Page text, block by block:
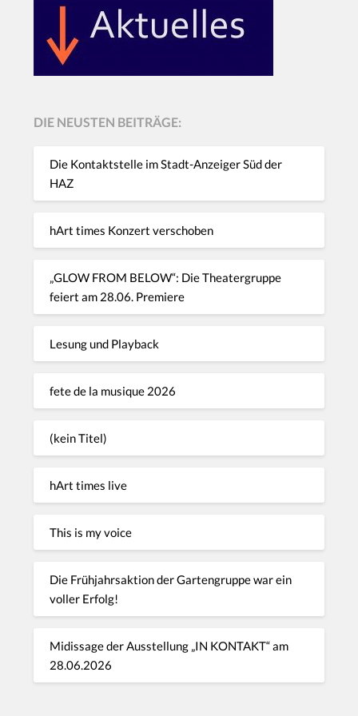
DIE NEUSTEN BEITRÄGE:
Die Kontaktstelle im Stadt-Anzeiger Süd der
HAZ
hArt times Konzert verschoben
„GLOW FROM BELOW“: Die Theatergruppe
feiert am 28.06. Premiere
Lesung und Playback
fete de la musique 2026
(kein Titel)
hArt times live
This is my voice
Die Frühjahrsaktion der Gartengruppe war ein
voller Erfolg!
Midissage der Ausstellung „IN KONTAKT“ am
28.06.2026